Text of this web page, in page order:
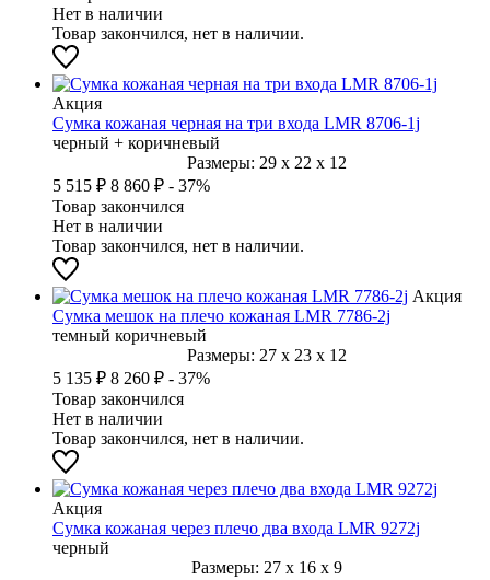
Нет в наличии
Товар закончился, нет в наличии.
Акция
Сумка кожаная черная на три входа LMR 8706-1j
черный + коричневый
Размеры: 29 x 22 x 12
5 515 ₽ 8 860 ₽ - 37%
Товар закончился
Нет в наличии
Товар закончился, нет в наличии.
Акция
Сумка мешок на плечо кожаная LMR 7786-2j
темный коричневый
Размеры: 27 x 23 x 12
5 135 ₽ 8 260 ₽ - 37%
Товар закончился
Нет в наличии
Товар закончился, нет в наличии.
Акция
Сумка кожаная через плечо два входа LMR 9272j
черный
Размеры: 27 x 16 x 9